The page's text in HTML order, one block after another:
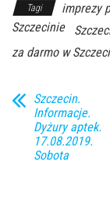
Tagi imprezy
Szczecinie
za darmo w
Szczecin.
Informacje.
Dyżury aptek.
17.08.2019.
Sobota